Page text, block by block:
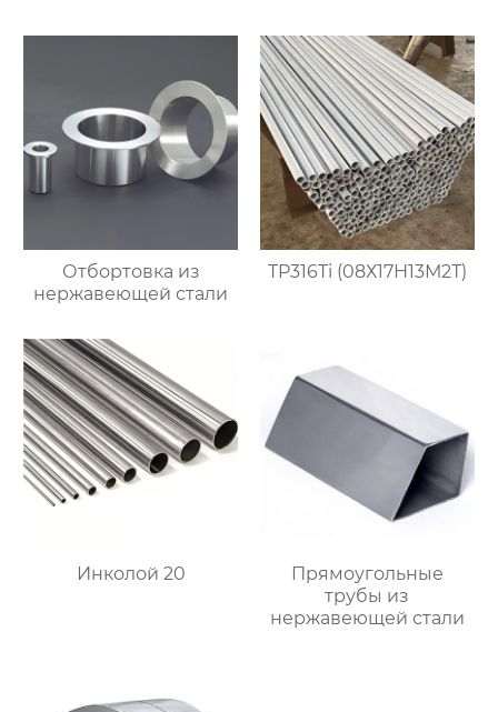
Отбортовка из
нержавеющей стали
TP316Ti (08Х17Н13М2Т)
Инколой 20
Прямоугольные
трубы из
нержавеющей стали